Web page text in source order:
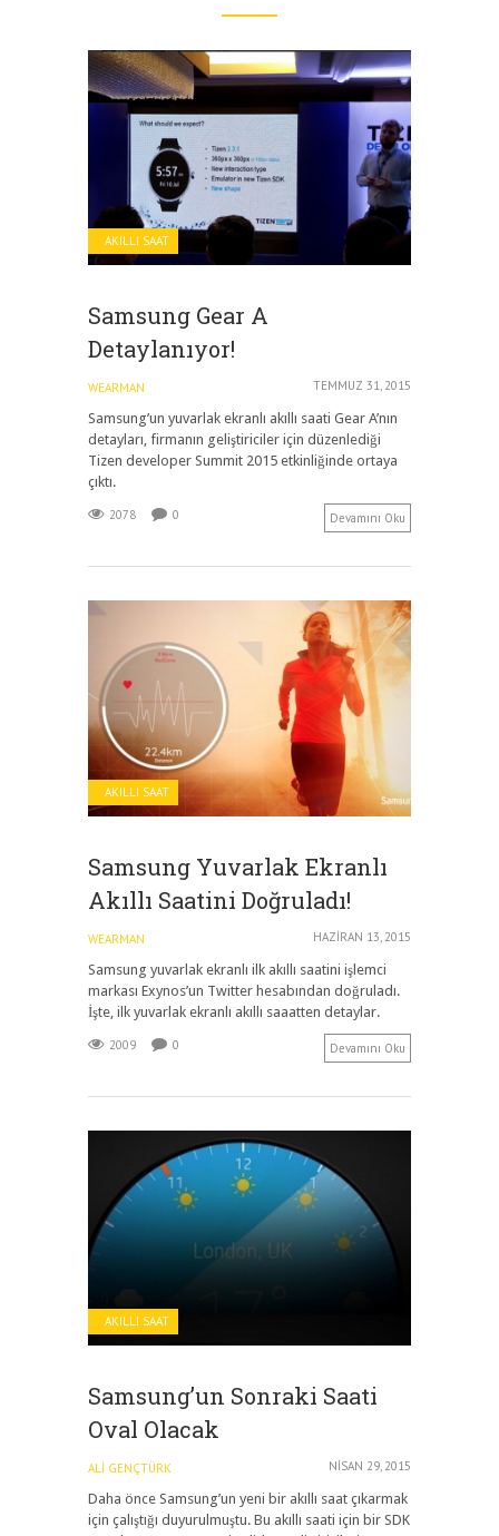
AKILLI SAAT
Samsung Gear A
Detaylanıyor!
WEARMAN TEMMUZ 31, 2015
Samsung’un yuvarlak ekranlı akıllı saati Gear A’nın
detayları, firmanın geliştiriciler için düzenlediği
Tizen developer Summit 2015 etkinliğinde ortaya
çıktı.
2078 0 Devamını Oku
AKILLI SAAT
Samsung Yuvarlak Ekranlı
Akıllı Saatini Doğruladı!
WEARMAN HAZIRAN 13, 2015
Samsung yuvarlak ekranlı ilk akıllı saatini işlemci
markası Exynos’un Twitter hesabından doğruladı.
İşte, ilk yuvarlak ekranlı akıllı saaatten detaylar.
2009 0 Devamını Oku
AKILLI SAAT
Samsung’un Sonraki Saati
Oval Olacak
ALI GENÇTÜRK NISAN 29, 2015
Daha önce Samsung’un yeni bir akıllı saat çıkarmak
için çalıştığı duyurulmuştu. Bu akıllı saati için bir SDK